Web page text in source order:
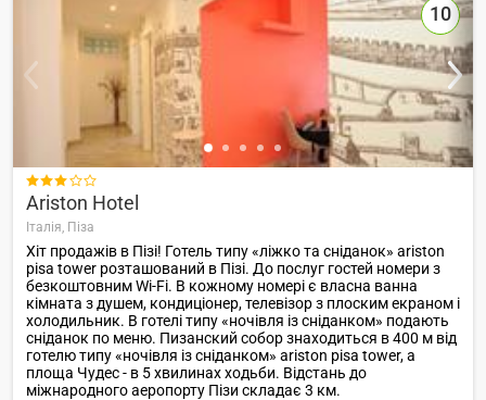
10

Ariston Hotel
Італія, Піза
Хіт продажів в Пізі! Готель типу «ліжко та сніданок» ariston
pisa tower розташований в Пізі. До послуг гостей номери з
безкоштовним Wi-Fi. В кожному номері є власна ванна
кімната з душем, кондиціонер, телевізор з плоским екраном і
холодильник. В готелі типу «ночівля із сніданком» подають
сніданок по меню. Пизанский собор знаходиться в 400 м від
готелю типу «ночівля із сніданком» ariston pisa tower, а
площа Чудес - в 5 хвилинах ходьби. Відстань до
міжнародного аеропорту Пізи складає 3 км.